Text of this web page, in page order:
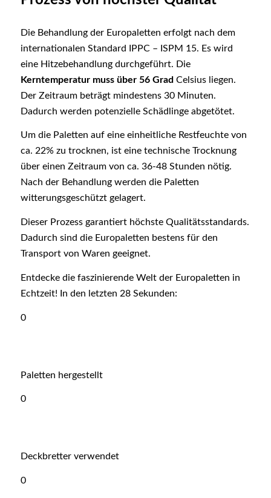
Die Behandlung der Europaletten erfolgt nach dem
internationalen Standard IPPC – ISPM 15. Es wird
eine Hitzebehandlung durchgeführt. Die
Kerntemperatur muss über 56 GradCelsius liegen.
Der Zeitraum beträgt mindestens 30 Minuten.
Dadurch werden potenzielle Schädlinge abgetötet.
Um die Paletten auf eine einheitliche Restfeuchte von
ca. 22% zu trocknen, ist eine technische Trocknung
über einen Zeitraum von ca. 36-48 Stunden nötig.
Nach der Behandlung werden die Paletten
witterungsgeschützt gelagert.
Dieser Prozess garantiert höchste Qualitätsstandards.
Dadurch sind die Europaletten bestens für den
Transport von Waren geeignet.
Entdecke die faszinierende Welt der Europaletten in
Echtzeit! In den letzten 28Sekunden:
0
Paletten hergestellt
0
Deckbretter verwendet
0